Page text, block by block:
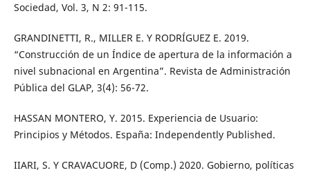
Sociedad, Vol. 3, N 2: 91-115.
GRANDINETTI, R., MILLER E. Y RODRÍGUEZ E. 2019.
“Construcción de un Índice de apertura de la información a
nivel subnacional en Argentina”. Revista de Administración
Pública del GLAP, 3(4): 56-72.
HASSAN MONTERO, Y. 2015. Experiencia de Usuario:
Principios y Métodos. España: Independently Published.
IIARI, S. Y CRAVACUORE, D (Comp.) 2020. Gobierno, políticas